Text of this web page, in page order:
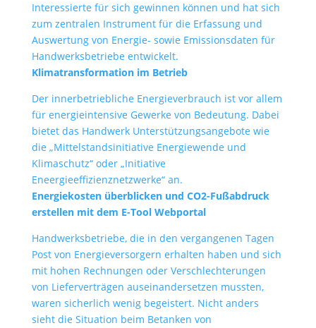
Interessierte für sich gewinnen können und hat sich
zum zentralen Instrument für die Erfassung und
Auswertung von Energie- sowie Emissionsdaten für
Handwerksbetriebe entwickelt.
Klimatransformation im Betrieb
Der innerbetriebliche Energieverbrauch ist vor allem
für energieintensive Gewerke von Bedeutung. Dabei
bietet das Handwerk Unterstützungsangebote wie
die „Mittelstandsinitiative Energiewende und
Klimaschutz“ oder „Initiative
Eneergieeffizienznetzwerke“ an.
Energiekosten überblicken und CO2-Fußabdruck
erstellen mit dem E-Tool Webportal
Handwerksbetriebe, die in den vergangenen Tagen
Post von Energieversorgern erhalten haben und sich
mit hohen Rechnungen oder Verschlechterungen
von Lieferverträgen auseinandersetzen mussten,
waren sicherlich wenig begeistert. Nicht anders
sieht die Situation beim Betanken von